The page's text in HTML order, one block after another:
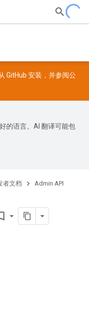
GitHub 安装，并参阅公
的语言。AI 翻译可能包
者文档
Admin API